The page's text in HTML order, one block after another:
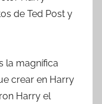
de Ted Post y
la magnífica
crear en Harry
Harry el